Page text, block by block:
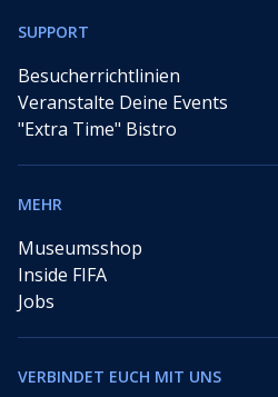
SUPPORT
Besucherrichtlinien
Veranstalte Deine Events
"Extra Time" Bistro
MEHR
Museumsshop
Inside FIFA
Jobs
VERBINDET EUCH MIT UNS